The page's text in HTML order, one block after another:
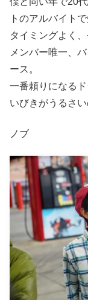
トのアルバイト
タイミングよく
メンバー唯一、
ース。
一番頼りになる
いびきがうるさ
ノブ